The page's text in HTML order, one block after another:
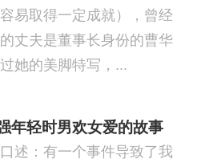
易取得一定成就），曾经
丈夫是董事长身份的曹华
她的美脚特写，...
年轻时男欢女爱的故事
述：有一个事件导致了我